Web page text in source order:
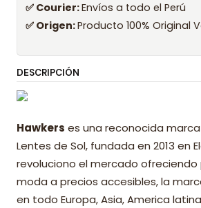
✅ Courier:Envíos a todo el Perú
✅ Origen:Producto 100% Original
DESCRIPCIÓN
Hawkers es una reconocida
Lentes de Sol, fundada en 2013 en
revoluciono el mercado
moda a precios accesibles, la
en todo Europa, Asia, America